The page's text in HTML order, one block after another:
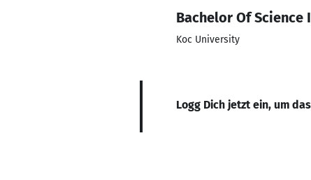
Bachelor Of Science
Koc University
Logg Dich jetzt ein, um